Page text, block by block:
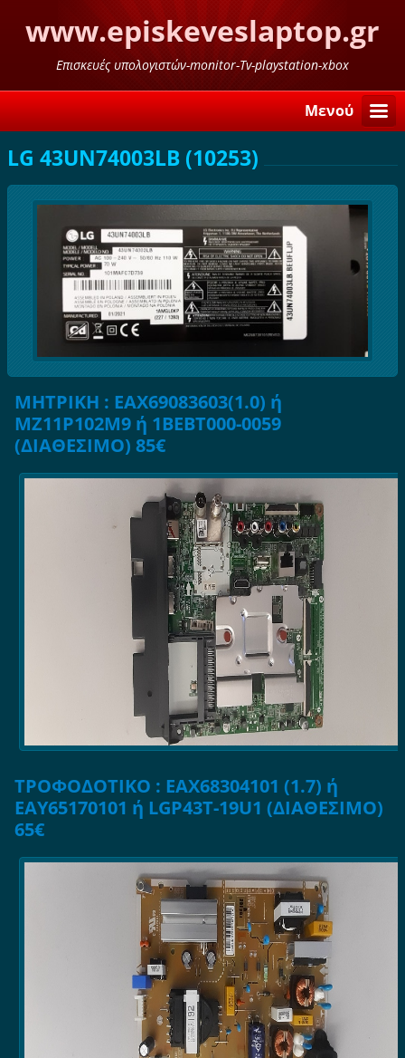
www.episkeveslaptop.gr
Επισκευές υπολογιστών-monitor-Tv-playstation-xbox
Μενού
LG 43UN74003LB (10253)
ΜΗΤΡΙΚΗ : EAX69083603(1.0) ή
ΜΖ11Ρ102Μ9 ή 1BEBT000-0059
(ΔΙΑΘΕΣΙΜΟ) 85€
ΤΡΟΦΟΔΟΤΙΚΟ : EAX68304101 (1.7) ή
EAY65170101 ή LGP43T-19U1 (ΔΙΑΘΕΣΙΜΟ)
65€